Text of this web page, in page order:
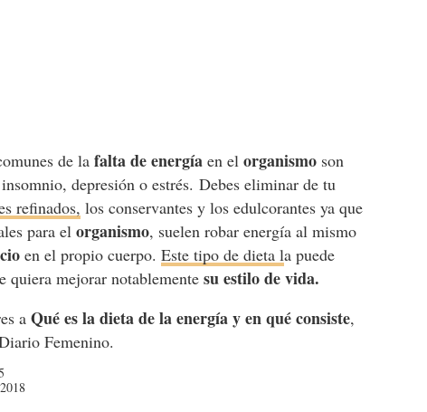
de la falta de energía en elorganismo son
depresión o estrés. Debes eliminar de tu
refinados, los conservantes y los edulcorantes ya que
para elorganismo, suelen robar energía al mismo
en el propio cuerpo.Este tipo de dieta la puede
quiera mejorar notablementesu estilo de vida.
aQué es la dieta de la energía y en qué consiste,
Femenino.